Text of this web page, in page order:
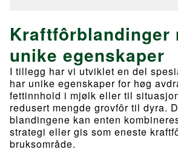
Kraftfôrblandinger
unike egenskaper
I tillegg har vi utviklet en del
har unike egenskaper for høg
fettinnhold i mjølk eller til
redusert mengde grovfôr til dyra.
blandingene kan enten
strategi eller gis som eneste
bruksområde.